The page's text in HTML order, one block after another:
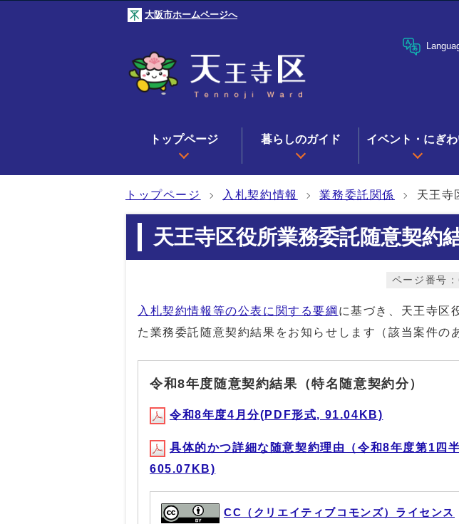
大阪市ホームページへ
トップページ 暮らしのガイド イベント・にぎ
トップページ 入札契約情報 業務委託関係 天王寺
天王寺区役所業務委託随意契約
ページ番号
入札契約情報等の公表に関する要綱 に基づき、天王寺区
た業務委託随意契約結果をお知らせします（該当案件の
令和8年度随意契約結果（特名随意契約分）
令和8年度4月分(PDF形式, 91.04KB)
具体的かつ詳細な随意契約理由（令和8年度第1四
605.07KB)
CC（クリエイティブコモンズ）ライセンス